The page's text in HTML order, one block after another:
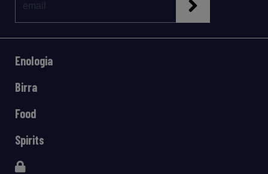
Enologia
Birra
Food
Spirits